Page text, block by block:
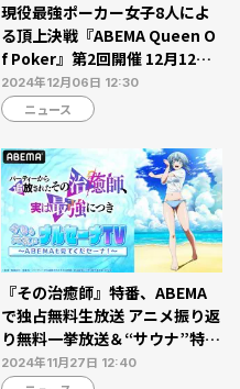
現役最強ポーカー女子8人によ
る頂上決戦『ABEMA Queen O
f Poker』第2回開催 12月12日
（木）より無料独占放送【ABE
MA】
2024年12月06日 12:30
ニュース
『その治癒師』特番、ABEMA
で独占無料生放送 アニメ振り返
り無料一挙放送＆“サウナ”特番
再放送も
2024年11月27日 12:40